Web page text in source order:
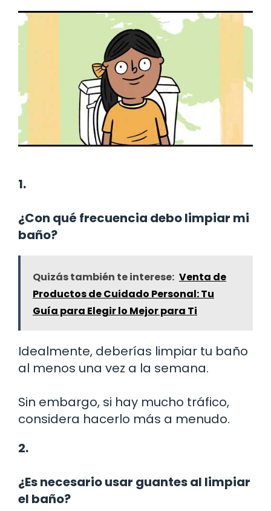
1.
¿Con qué frecuencia debo limpiar mi
baño?
Quizás también te interese: Venta de
Productos de Cuidado Personal: Tu
Guía para Elegir lo Mejor para Ti
Idealmente, deberías limpiar tu baño
al menos una vez a la semana.
Sin embargo, si hay mucho tráfico,
considera hacerlo más a menudo.
2.
¿Es necesario usar guantes al limpiar
el baño?